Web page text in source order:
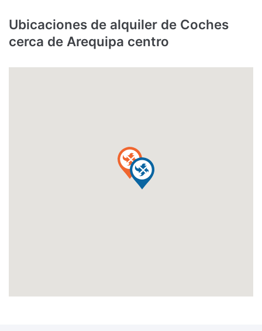
Ubicaciones de alquiler de Coches
cerca de Arequipa centro